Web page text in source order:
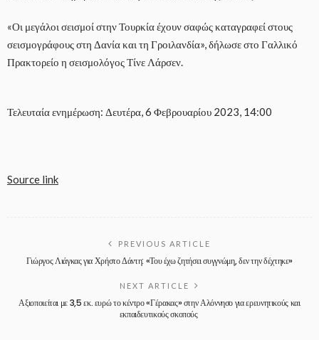
«Οι μεγάλοι σεισμοί στην Τουρκία έχουν σαφώς καταγραφεί στους
σεισμογράφους στη Δανία και τη Γροιλανδία», δήλωσε στο Γαλλικό
Πρακτορείο η σεισμολόγος Τίνε Λάρσεν.
Τελευταία ενημέρωση: Δευτέρα, 6 Φεβρουαρίου 2023, 14:00
Source link
PREVIOUS ARTICLE
Γιώργος Λιάγκας για Χρήστο Δάντη: «Του έχω ζητήσει συγγνώμη, δεν την δέχτηκε»
NEXT ARTICLE
Αξιοποιείται με 3,5 εκ. ευρώ το κέντρο «Γέρακας» στην Αλόννησο για ερευνητικούς και
εκπαιδευτικούς σκοπούς